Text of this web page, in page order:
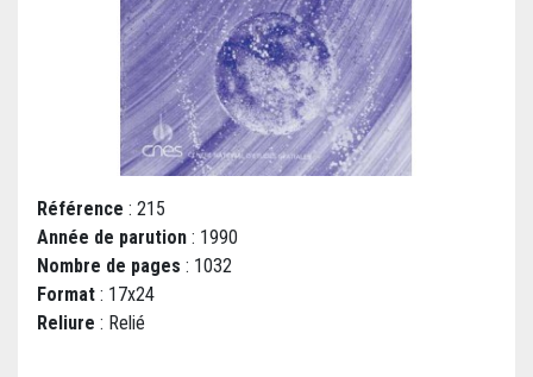
Référence : 215
Année de parution : 1990
Nombre de pages : 1032
Format : 17x24
Reliure : Relié